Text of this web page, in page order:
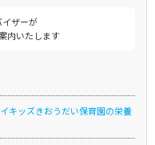
ザーが
内いたします
キッズきおうだい保育園の栄養